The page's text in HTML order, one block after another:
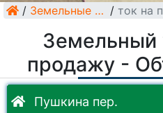
/ Земельные участки /
Земельный участок
Земельный
продажу -
Пушкина пер.